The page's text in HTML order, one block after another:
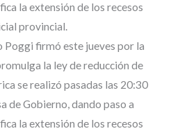
la extensión de los recesos
provincial.
Poggi firmó este jueves por la
la ley de reducción de
se realizó pasadas las 20:30
de Gobierno, dando paso a
la extensión de los recesos